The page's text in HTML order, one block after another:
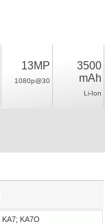
13MP
1080p@30
3500
mAh
Li-Ion
KA7; KA7O